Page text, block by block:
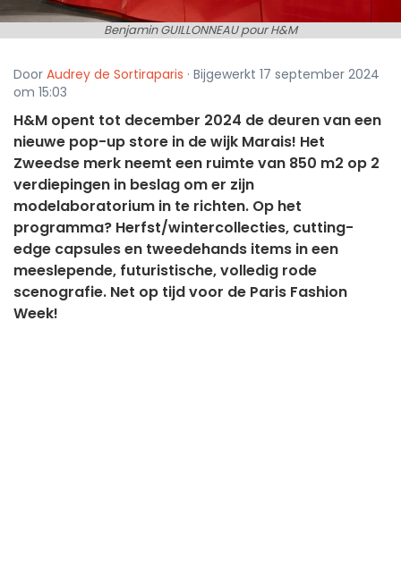
Benjamin GUILLONNEAU pour H&M
Door Audrey de Sortiraparis · Bijgewerkt 17 september 2024
om 15:03
H&M opent tot december 2024 de deuren van een
nieuwe pop-up store in de wijk Marais! Het
Zweedse merk neemt een ruimte van 850 m2 op 2
verdiepingen in beslag om er zijn
modelaboratorium in te richten. Op het
programma? Herfst/wintercollecties, cutting-
edge capsules en tweedehands items in een
meeslepende, futuristische, volledig rode
scenografie. Net op tijd voor de Paris Fashion
Week!